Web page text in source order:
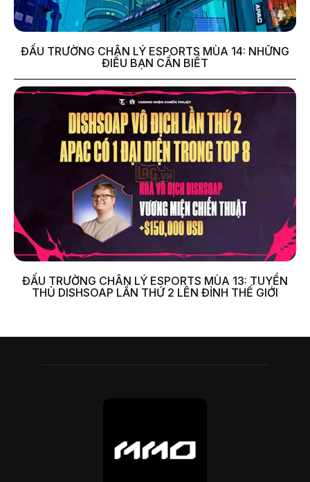
ĐẤU TRƯỜNG CHÂN LÝ ESPORTS MÙA 14: NHỮNG
ĐIỀU BẠN CẦN BIẾT
ĐẤU TRƯỜNG CHÂN LÝ ESPORTS MÙA 13: TUYỂN
THỦ DISHSOAP LẦN THỨ 2 LÊN ĐỈNH THẾ GIỚI